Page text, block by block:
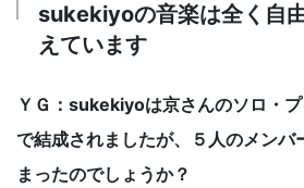
sukekiyoの音楽は全く自
えています
ＹＧ：sukekiyoは京さんのソロ・
で結成されましたが、５人のメンバ
まったのでしょうか？